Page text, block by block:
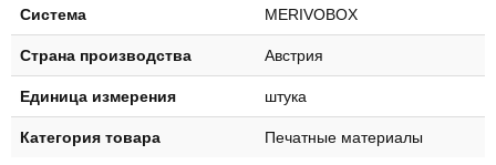
Система MERIVOBOX
Страна производства Австрия
Единица измерения штука
Категория товара Печатные материалы